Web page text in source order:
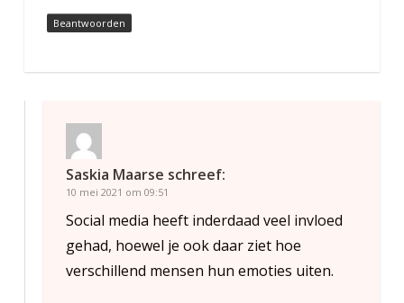
Beantwoorden
Saskia Maarse schreef:
10 mei 2021 om 09:51
Social media heeft inderdaad veel invloed
gehad, hoewel je ook daar ziet hoe
verschillend mensen hun emoties uiten.